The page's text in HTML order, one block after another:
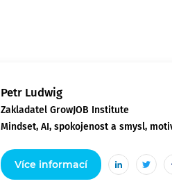
Petr Ludwig
Zakladatel GrowJOB Institute
Mindset, AI, spokojenost a smysl,
Více informací